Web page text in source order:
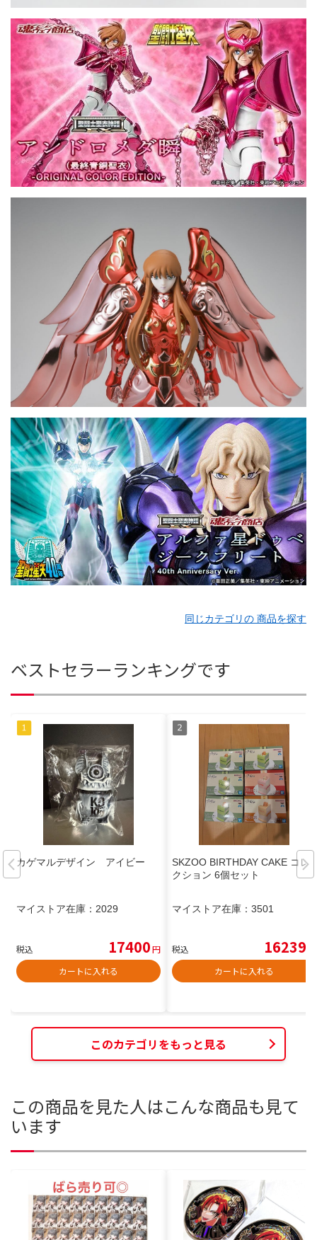
同じカテゴリの 商品を探す
ベストセラーランキングです
カゲマルデザイン アイビー
マイストア在庫： 2029
税込 17400円
カートに入れる
SKZOO BIRTHDAY CAKE コレ
クション 6個セット
マイストア在庫： 3501
税込 16239
カートに入れる
このカテゴリをもっと見る
この商品を見た人はこんな商品も見て
います